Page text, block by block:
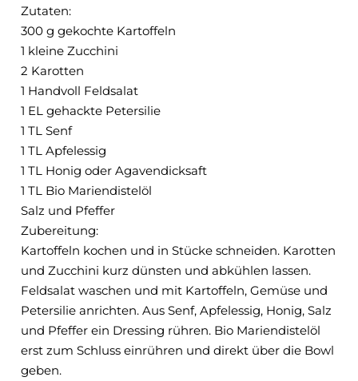
Zutaten:
300 g gekochte Kartoffeln
1 kleine Zucchini
2 Karotten
1 Handvoll Feldsalat
1 EL gehackte Petersilie
1 TL Senf
1 TL Apfelessig
1 TL Honig oder Agavendicksaft
1 TL Bio Mariendistelöl
Salz und Pfeffer
Zubereitung:
Kartoffeln kochen und in Stücke schneiden. Karotten
und Zucchini kurz dünsten und abkühlen lassen.
Feldsalat waschen und mit Kartoffeln, Gemüse und
Petersilie anrichten. Aus Senf, Apfelessig, Honig, Salz
und Pfeffer ein Dressing rühren. Bio Mariendistelöl
erst zum Schluss einrühren und direkt über die Bowl
geben.